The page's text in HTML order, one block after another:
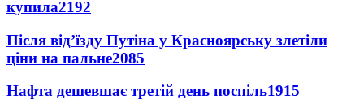
купила2192
Після від’їзду Путіна у Красноярську злетіли
ціни на пальне2085
Нафта дешевшає третій день поспіль1915